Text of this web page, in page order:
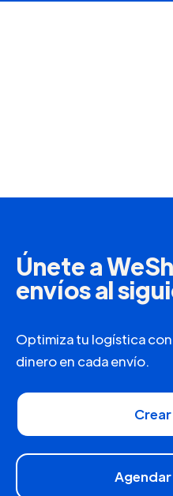
Únete a
envíos al
Optimiza tu logística
dinero en cada envío.
Agendar